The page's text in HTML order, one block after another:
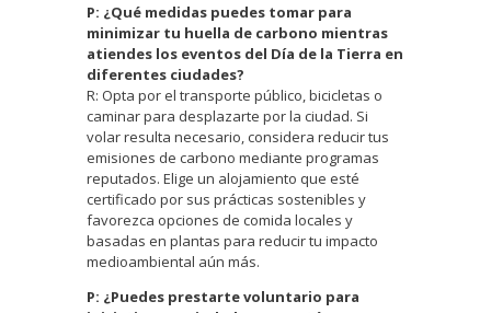
P: ¿Qué medidas puedes tomar para
minimizar tu huella de carbono mientras
atiendes los eventos del Día de la Tierra en
diferentes ciudades?
R: Opta por el transporte público, bicicletas o
caminar para desplazarte por la ciudad. Si
volar resulta necesario, considera reducir tus
emisiones de carbono mediante programas
reputados. Elige un alojamiento que esté
certificado por sus prácticas sostenibles y
favorezca opciones de comida locales y
basadas en plantas para reducir tu impacto
medioambiental aún más.
P: ¿Puedes prestarte voluntario para